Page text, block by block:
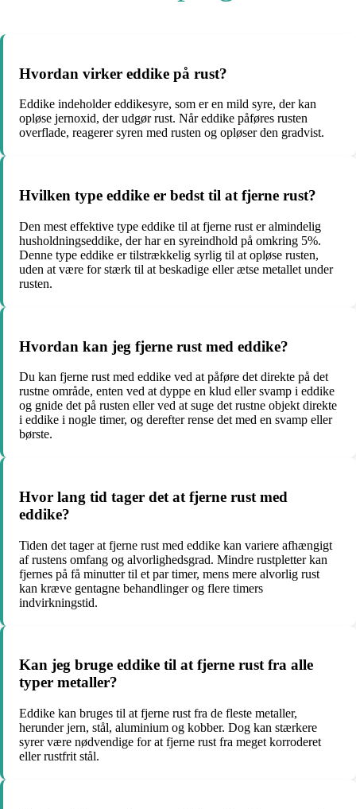
Hvordan virker eddike på rust?
Eddike indeholder eddikesyre, som er en mild syre, der kan
opløse jernoxid, der udgør rust. Når eddike påføres rusten
overflade, reagerer syren med rusten og opløser den gradvist.
Hvilken type eddike er bedst til at fjerne rust?
Den mest effektive type eddike til at fjerne rust er almindelig
husholdningseddike, der har en syreindhold på omkring 5%.
Denne type eddike er tilstrækkelig syrlig til at opløse rusten,
uden at være for stærk til at beskadige eller ætse metallet under
rusten.
Hvordan kan jeg fjerne rust med eddike?
Du kan fjerne rust med eddike ved at påføre det direkte på det
rustne område, enten ved at dyppe en klud eller svamp i eddike
og gnide det på rusten eller ved at suge det rustne objekt direkte
i eddike i nogle timer, og derefter rense det med en svamp eller
børste.
Hvor lang tid tager det at fjerne rust med
eddike?
Tiden det tager at fjerne rust med eddike kan variere afhængigt
af rustens omfang og alvorlighedsgrad. Mindre rustpletter kan
fjernes på få minutter til et par timer, mens mere alvorlig rust
kan kræve gentagne behandlinger og flere timers
indvirkningstid.
Kan jeg bruge eddike til at fjerne rust fra alle
typer metaller?
Eddike kan bruges til at fjerne rust fra de fleste metaller,
herunder jern, stål, aluminium og kobber. Dog kan stærkere
syrer være nødvendige for at fjerne rust fra meget korroderet
eller rustfrit stål.